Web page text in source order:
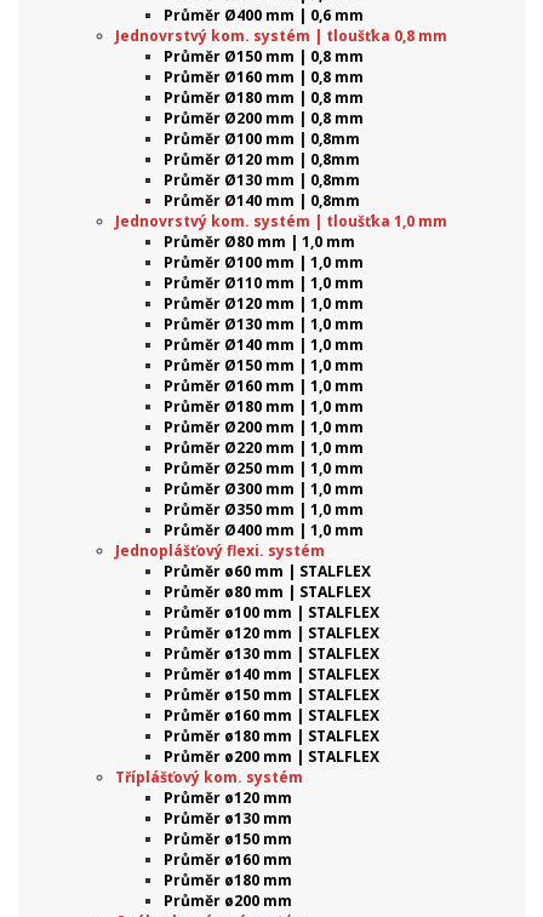
Průměr Ø400 mm | 0,6 mm
Jednovrstvý kom. systém | tloušťka 0,8 mm
Průměr Ø150 mm | 0,8 mm
Průměr Ø160 mm | 0,8 mm
Průměr Ø180 mm | 0,8 mm
Průměr Ø200 mm | 0,8 mm
Průměr Ø100 mm | 0,8mm
Průměr Ø120 mm | 0,8mm
Průměr Ø130 mm | 0,8mm
Průměr Ø140 mm | 0,8mm
Jednovrstvý kom. systém | tloušťka 1,0 mm
Průměr Ø80 mm | 1,0 mm
Průměr Ø100 mm | 1,0 mm
Průměr Ø110 mm | 1,0 mm
Průměr Ø120 mm | 1,0 mm
Průměr Ø130 mm | 1,0 mm
Průměr Ø140 mm | 1,0 mm
Průměr Ø150 mm | 1,0 mm
Průměr Ø160 mm | 1,0 mm
Průměr Ø180 mm | 1,0 mm
Průměr Ø200 mm | 1,0 mm
Průměr Ø220 mm | 1,0 mm
Průměr Ø250 mm | 1,0 mm
Průměr Ø300 mm | 1,0 mm
Průměr Ø350 mm | 1,0 mm
Průměr Ø400 mm | 1,0 mm
Jednoplášťový flexi. systém
Průměr ø60 mm | STALFLEX
Průměr ø80 mm | STALFLEX
Průměr ø100 mm | STALFLEX
Průměr ø120 mm | STALFLEX
Průměr ø130 mm | STALFLEX
Průměr ø140 mm | STALFLEX
Průměr ø150 mm | STALFLEX
Průměr ø160 mm | STALFLEX
Průměr ø180 mm | STALFLEX
Průměr ø200 mm | STALFLEX
Tříplášťový kom. systém
Průměr ø120 mm
Průměr ø130 mm
Průměr ø150 mm
Průměr ø160 mm
Průměr ø180 mm
Průměr ø200 mm